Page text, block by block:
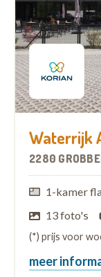
Waterrijk
2280
1-kamer
13 foto's
(*) prijs voor
meer